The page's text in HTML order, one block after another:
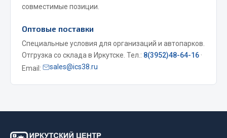
Подвеска
Тормозная система
совместимые позиции.
Оптовые поставки
Специальные условия для организаций и автопарков.
Отгрузка со склада в Иркутске. Тел.: 8(3952)48-64-16 ·
Email:
sales@ics38.ru